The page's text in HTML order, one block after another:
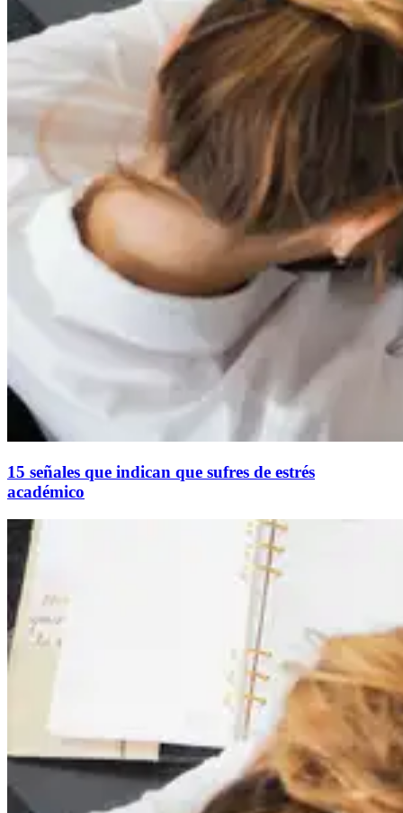
15 señales que indican que sufres de estrés
académico